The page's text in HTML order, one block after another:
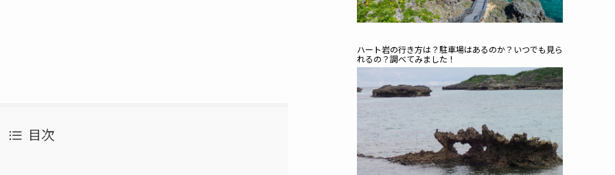
目次
ハート岩の行き方は？駐車場はあるのか？いつでも見ら
れるの？調べてみました！